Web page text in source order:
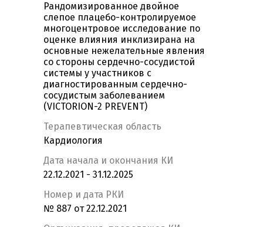
Рандомизированное двойное
слепое плацебо-контролируемое
многоцентровое исследование по
оценке влияния инклизирана на
основные нежелательные явления
со стороны сердечно-сосудистой
системы у участников с
диагностированным сердечно-
сосудистым заболеванием
(VICTORION-2 PREVENT)
Терапевтическая область
Кардиология
Дата начала и окончания КИ
22.12.2021 - 31.12.2025
Номер и дата РКИ
№ 887 от 22.12.2021